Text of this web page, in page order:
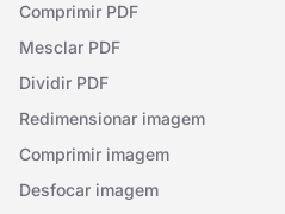
Comprimir PDF
Mesclar PDF
Dividir PDF
Redimensionar imagem
Comprimir imagem
Desfocar imagem